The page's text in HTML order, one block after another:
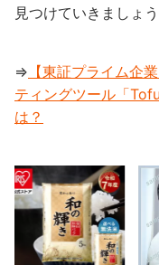
見つけていきましょう
⇒ 【東証プライム企
ティングツール「
は？